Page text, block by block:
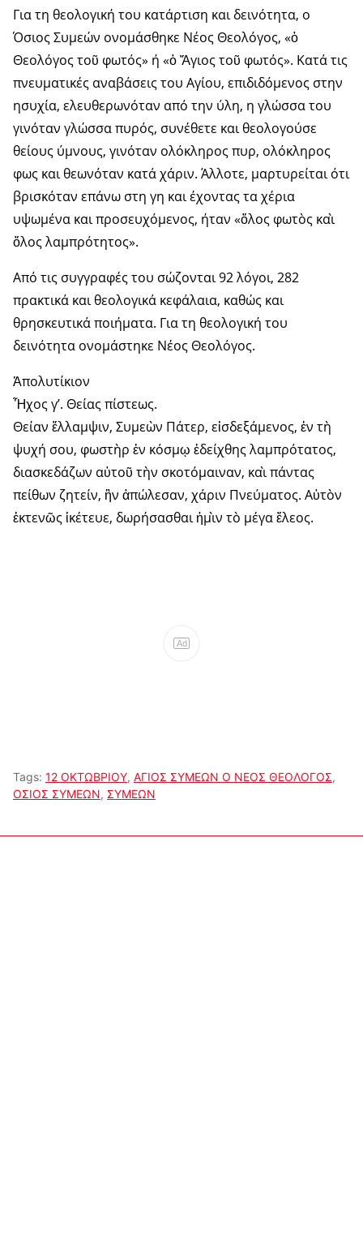
Για τη θεολογική του κατάρτιση και δεινότητα, ο
Όσιος Συμεών ονομάσθηκε Νέος Θεολόγος, «ὁ
Θεολόγος τοῦ φωτός» ή «ὁ Ἅγιος τοῦ φωτός». Κατά τις
πνευματικές αναβάσεις του Αγίου, επιδιδόμενος στην
ησυχία, ελευθερωνόταν από την ύλη, η γλώσσα του
γινόταν γλώσσα πυρός, συνέθετε και θεολογούσε
θείους ύμνους, γινόταν ολόκληρος πυρ, ολόκληρος
φως και θεωνόταν κατά χάριν. Άλλοτε, μαρτυρείται ότι
βρισκόταν επάνω στη γη και έχοντας τα χέρια
υψωμένα και προσευχόμενος, ήταν «ὅλος φωτὸς καὶ
ὅλος λαμπρότητος».
Από τις συγγραφές του σώζονται 92 λόγοι, 282
πρακτικά και θεολογικά κεφάλαια, καθώς και
θρησκευτικά ποιήματα. Για τη θεολογική του
δεινότητα ονομάστηκε Νέος Θεολόγος.
Ἀπολυτίκιον
Ἦχος γ’. Θείας πίστεως.
Θείαν ἔλλαμψιν, Συμεὼν Πάτερ, εἰσδεξάμενος, ἐν τὴ
ψυχή σου, φωστὴρ ἐν κόσμῳ ἐδείχθης λαμπρότατος,
διασκεδάζων αὐτοῦ τὴν σκοτόμαιναν, καὶ πάντας
πείθων ζητείν, ἣν ἀπώλεσαν, χάριν Πνεύματος. Αὐτὸν
ἐκτενῶς ἱκέτευε, δωρήσασθαι ἠμὶν τὸ μέγα ἔλεος.
Ad
Tags: 12 ΟΚΤΩΒΡΙΟΥ, ΑΓΙΟΣ ΣΥΜΕΩΝ Ο ΝΕΟΣ ΘΕΟΛΟΓΟΣ,
ΟΣΙΟΣ ΣΥΜΕΩΝ, ΣΥΜΕΩΝ